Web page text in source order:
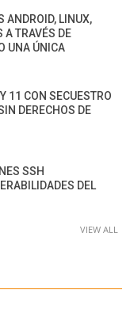
ANDROID, LINUX,
A TRAVÉS DE
UNA ÚNICA
11 CON SECUESTRO
DERECHOS DE
SSH
DEL
VIEW ALL